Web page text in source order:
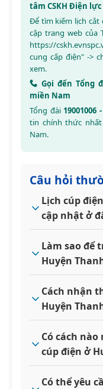
tâm CSKH Điện
Để tìm kiếm lịch cắt
cập trang web của
https://
cung cấp điện" ->
xem.
Gọi đến Tổng
miền Nam
Tổng đài 19001006
tin chính thức nhất
Nam.
Câu hỏi
Lịch cúp
cập nhật ở
Làm sao để
Huyện
Cách nhận
Huyện
Có cách
cúp điện ở
Có thể yêu